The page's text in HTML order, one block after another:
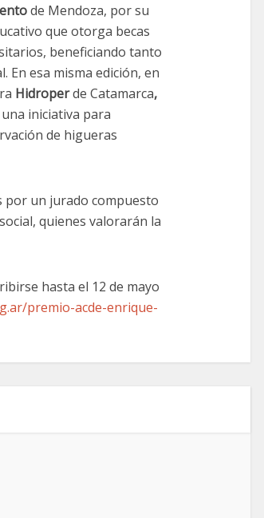
de Mendoza, por su
que otorga becas
beneficiando tanto
En esa misma edición, en
Hidroperde Catamarca,
iniciativa para
de higueras
por un jurado compuesto
quienes valorarán la
hasta el 12 de mayo
premio-acde-enrique-